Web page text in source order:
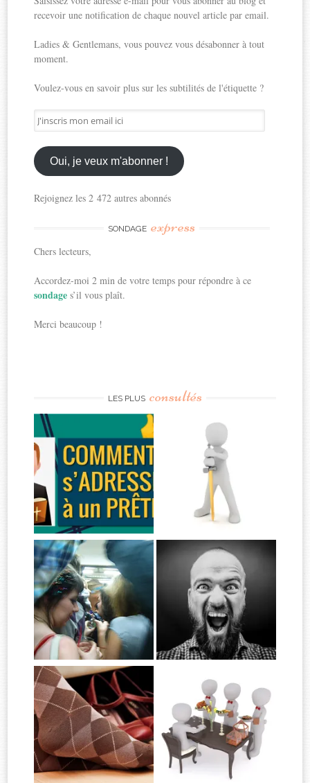
recevoir une notification de chaque nouvel article par email.
Ladies & Gentlemans, vous pouvez vous désabonner à tout
moment.
Voulez-vous en savoir plus sur les subtilités de l'étiquette ?
J'inscris
mon
email
ici
Oui, je veux m'abonner !
Rejoignez les 2 472 autres abonnés
SONDAGE express
Chers lecteurs,
Accordez-moi 2 min de votre temps pour répondre à ce
sondages’il vous plaît.
Merci beaucoup !
LES PLUS consultés